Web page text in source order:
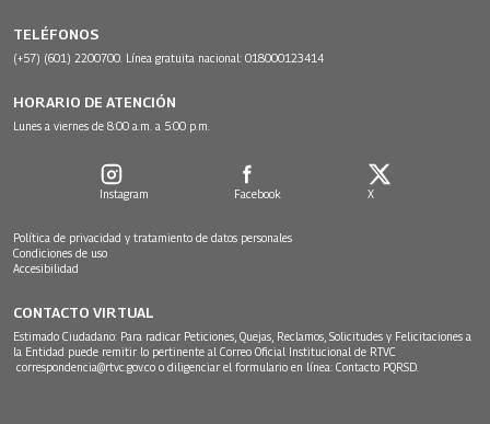
TELÉFONOS
(+57) (601) 2200700. Línea gratuita nacional: 018000123414
HORARIO DE ATENCIÓN
Lunes a viernes de 8:00 a.m. a 5:00 p.m.
Instagram Facebook X
Política de privacidad y tratamiento de datos personales
Condiciones de uso
Accesibilidad
CONTACTO VIRTUAL
Estimado Ciudadano: Para radicar Peticiones, Quejas, Reclamos, Solicitudes y Felicitaciones a
la Entidad puede remitir lo pertinente al Correo Oficial Institucional de RTVC
correspondencia@rtvc.gov.co o diligenciar el formulario en línea: Contacto PQRSD.